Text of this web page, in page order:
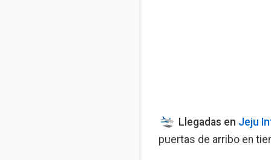
Llegadas en Jeju
puertas de arribo en